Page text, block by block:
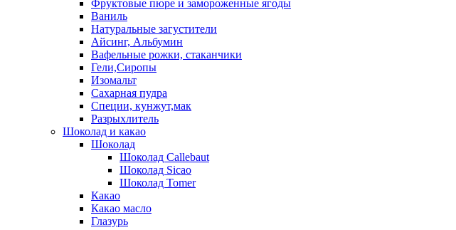
Фруктовые пюре и замороженные ягоды
Ваниль
Натуральные загустители
Айсинг, Альбумин
Вафельные рожки, стаканчики
Гели,Сиропы
Изомальт
Сахарная пудра
Специи, кунжут,мак
Разрыхлитель
Шоколад и какао
Шоколад
Шоколад Callebaut
Шоколад Sicao
Шоколад Tomer
Какао
Какао масло
Глазурь